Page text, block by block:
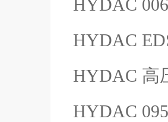
HYDAC
HYDAC
HYDAC 高
HYDAC